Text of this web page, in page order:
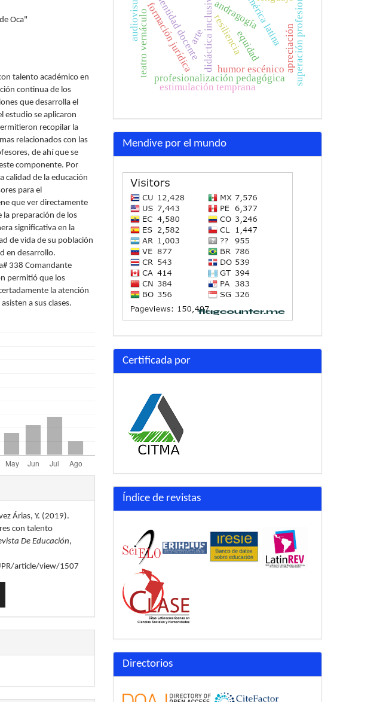
Oca"
talento académico en
continua de los
que desarrolla el
estudio se aplicaron
recopilar la
relacionados con las
de ahí que se
componente. Por
calidad de la educación
para el
que ver directamente
la preparación de los
significativa en la
de vida de su población
en desarrollo.
338 Comandante
permitió que los
la atención
a sus clases.
Árias, Y. (2019).
con talento
De Educación,
article/view/1507
didáctica inclusiva américa latina
equidad
resiliencia
profesionalización pedagógica
identidad docente superación profesional
formación jurídica
estimulación temprana
arte
humor escénico
teatro vernáculo apreciación
audiovisual andragogía
Mendive por el mundo
Certificada por
Índice de revistas
Directorios